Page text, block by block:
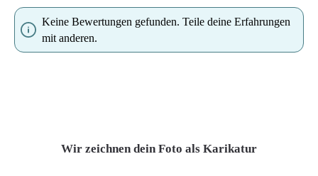
Keine Bewertungen gefunden. Teile deine Erfahrungen
mit anderen.
Wir zeichnen dein Foto als Karikatur